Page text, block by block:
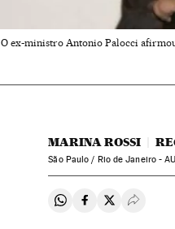
O ex-ministro Antonio Palocci
MARINA ROSSI
São Paulo / Rio de Janeiro -
Compartir en
Compartir en
Compartir